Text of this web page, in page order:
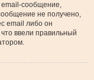
email-сообщение,
не получено,
email либо он
ввели правильный